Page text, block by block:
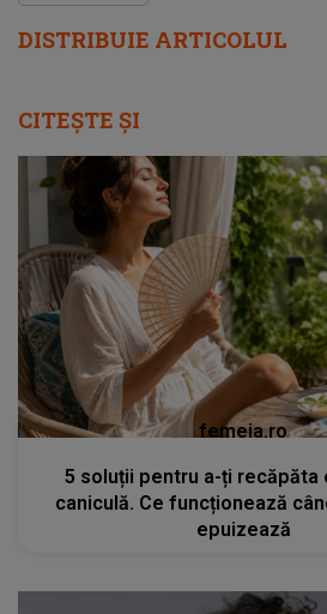
DISTRIBUIE ARTICOLUL
CITEȘTE ȘI
femeia.ro
5 soluții pentru a-ți recăpăta
caniculă. Ce funcționează
epuizează